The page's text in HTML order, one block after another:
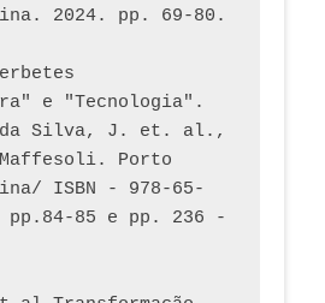
e "Tecnologia".
da Silva, J. et. al.,
Porto
ISBN - 978-65-
pp.84-85 e pp. 236 -